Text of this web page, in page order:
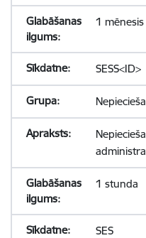
1 mēnesis
SESS<ID>
1 stunda
SES